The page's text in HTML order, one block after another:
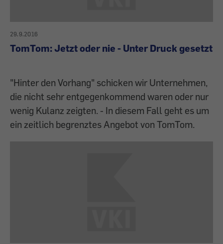
29.9.2016
TomTom: Jetzt oder nie - Unter Druck gesetzt
"Hinter den Vorhang" schicken wir Unternehmen,
die nicht sehr entgegenkommend waren oder nur
wenig Kulanz zeigten. - In diesem Fall geht es um
ein zeitlich begrenztes Angebot von TomTom.